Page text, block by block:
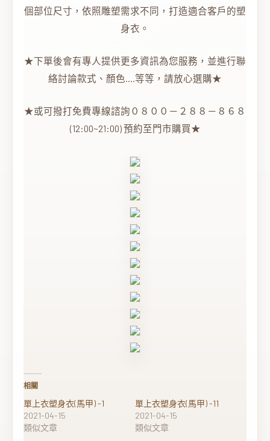
個部位尺寸，依照雕塑需求不同，打造適合客戶的塑
身衣。
★下單後會有專人提供更多資訊為您服務，並進行聯
絡討論款式、顏色….等等，請放心選購★
★或可撥打免費專線諮詢０８００－２８８－８６８
(12:00~21:00) 預約至門市購買★
相關
單上衣塑身衣(馬甲) -1
2021-04-15
類似文章
單上衣塑身衣(馬甲) -11
2021-04-15
類似文章